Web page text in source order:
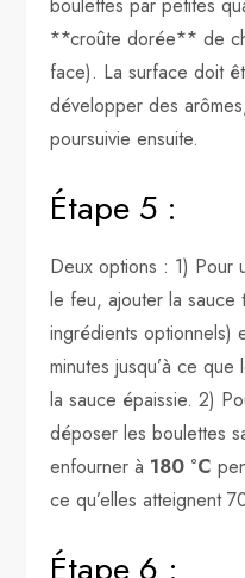
boulettes par petites
**croûte dorée** de
face). La surface doit
développer des
poursuivie ensuite.
Étape 5 :
Deux options : 1) Pour
le feu, ajouter la sauce
ingrédients optionnels)
minutes jusqu’à ce
la sauce épaissie. 2)
déposer les boulettes
enfourner à 180 °C
ce qu’elles atteignent